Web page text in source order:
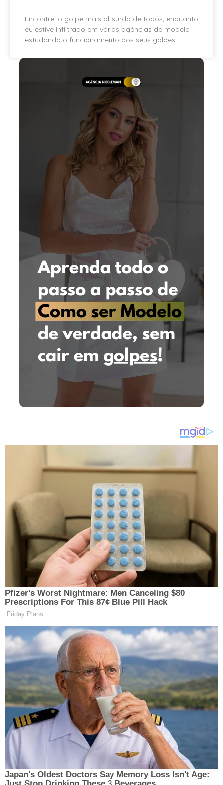
Encontrei o golpe mais absurdo de todos, enquanto
eu estive infiltrado em várias agências de modelo
estudando o funcionamento dos seus golpes